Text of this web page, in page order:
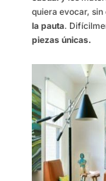
quiera evocar, sin
la pauta.
piezas únicas.